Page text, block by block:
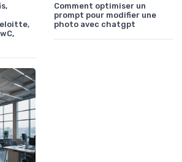
Comment optimiser un
prompt pour modifier une
photo avec chatgpt